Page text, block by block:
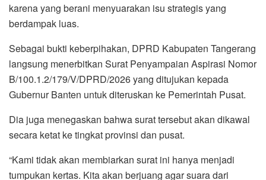
karena yang berani menyuarakan isu strategis yang
berdampak luas.
Sebagai bukti keberpihakan, DPRD Kabupaten Tangerang
langsung menerbitkan Surat Penyampaian Aspirasi Nomor
B/100.1.2/179/V/DPRD/2026 yang ditujukan kepada
Gubernur Banten untuk diteruskan ke Pemerintah Pusat.
Dia juga menegaskan bahwa surat tersebut akan dikawal
secara ketat ke tingkat provinsi dan pusat.
“Kami tidak akan membiarkan surat ini hanya menjadi
tumpukan kertas. Kita akan berjuang agar suara dari